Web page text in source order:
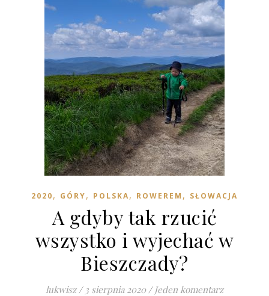
2020, GÓRY, POLSKA, ROWEREM , SŁOWACJA
A gdyby tak rzucić
wszystko i wyjechać w
Bieszczady?
lukwisz / 3 sierpnia 2020 / Jeden komentarz